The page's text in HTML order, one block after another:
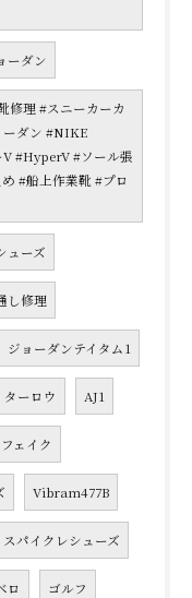
ーダン
修理 #スニーカーカ
ーダン #NIKE
#HyperV #ソール張
#船上作業靴 #プロ
ューズ
し修理
ジョーダンテイタム1
ターロウ AJ1
フェイク
Vibram477B
スパイクレシューズ
ロ ゴルフ